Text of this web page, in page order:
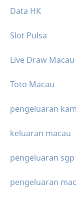
Data HK
Slot Pulsa
Live Draw Macau
Toto Macau
pengeluaran
keluaran macau
pengeluaran sgp
pengeluaran